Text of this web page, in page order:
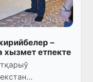
–
етпекте